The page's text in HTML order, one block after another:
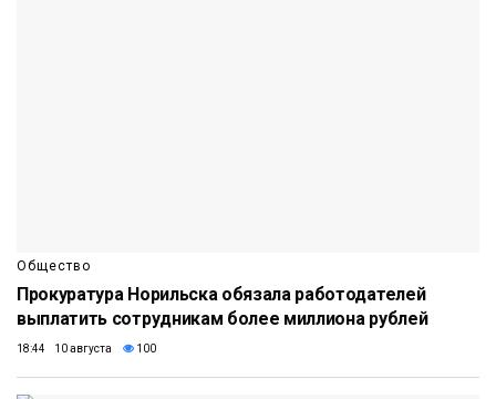
Общество
Прокуратура Норильска обязала работодателей
выплатить сотрудникам более миллиона рублей
18:44 10 августа 100